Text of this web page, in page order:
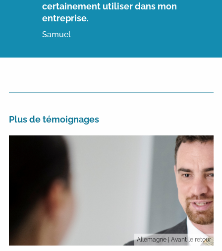
certainement utiliser dans mon
entreprise.
Samuel
Plus de témoignages
Allemagne | Avant le retour